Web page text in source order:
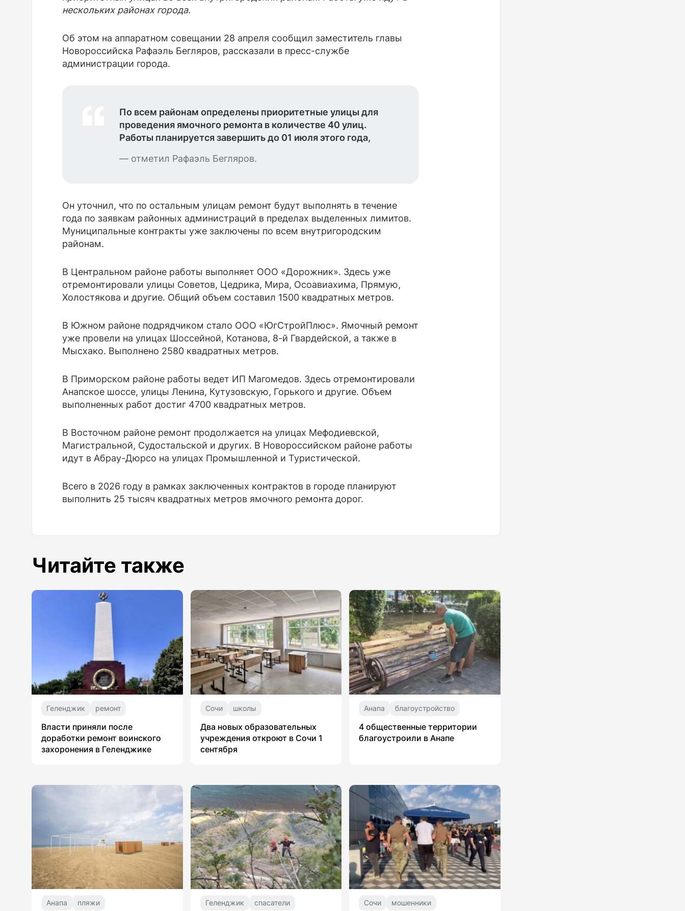
нескольких районах города.
Об этом на аппаратном совещании 28 апреля сообщил заместитель главы
Новороссийска Рафаэль Бегляров, рассказали в пресс-службе
администрации города.
По всем районам определены приоритетные улицы для
проведения ямочного ремонта в количестве 40 улиц.
Работы планируется завершить до 01 июля этого года,
— отметил Рафаэль Бегляров.
Он уточнил, что по остальным улицам ремонт будут выполнять в течение
года по заявкам районных администраций в пределах выделенных лимитов.
Муниципальные контракты уже заключены по всем внутригородским
районам.
В Центральном районе работы выполняет ООО «Дорожник». Здесь уже
отремонтировали улицы Советов, Цедрика, Мира, Осоавиахима, Прямую,
Холостякова и другие. Общий объем составил 1500 квадратных метров.
В Южном районе подрядчиком стало ООО «ЮгСтройПлюс». Ямочный ремонт
уже провели на улицах Шоссейной, Котанова, 8-й Гвардейской, а также в
Мысхако. Выполнено 2580 квадратных метров.
В Приморском районе работы ведет ИП Магомедов. Здесь отремонтировали
Анапское шоссе, улицы Ленина, Кутузовскую, Горького и другие. Объем
выполненных работ достиг 4700 квадратных метров.
В Восточном районе ремонт продолжается на улицах Мефодиевской,
Магистральной, Судостальской и других. В Новороссийском районе работы
идут в Абрау-Дюрсо на улицах Промышленной и Туристической.
Всего в 2026 году в рамках заключенных контрактов в городе планируют
выполнить 25 тысяч квадратных метров ямочного ремонта дорог.
Читайте также
Геленджик ремонт
Власти приняли после
доработки ремонт воинского
захоронения в Геленджике
Сочи школы
Два новых образовательных
учреждения откроют в Сочи 1
сентября
Анапа благоустройство
4 общественные территории
благоустроили в Анапе
Анапа пляжи Геленджик спасатели Сочи мошенники